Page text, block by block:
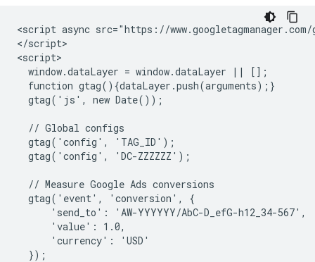
<script async src="https://
</script>
<script>
  window.dataLayer = window.dataLayer || [];
  function gtag(){dataLayer.push(arguments);}
  gtag('js', new Date());
  // Global configs
  gtag('config', 'TAG_ID');
  gtag('config', 'DC-ZZZZZZ');
  // Measure Google Ads conversions
  gtag('event', 'conversion', {
      'send_to': 'AW-YYYYYY/AbC-D_efG-h12_34-567',
      'value': 1.0,
      'currency': 'USD'
  });